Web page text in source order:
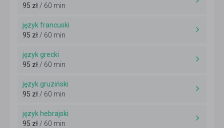
95 zł / 60 min
język francuski
95 zł / 60 min
język grecki
95 zł / 60 min
język gruziński
95 zł / 60 min
język hebrajski
95 zł / 60 min